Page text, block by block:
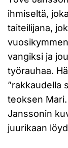
ihmiseltä,
taiteilijana,
vangiksi ja
työrauhaa.
”rakkaudella
teoksen
Janssonin
juurikaan